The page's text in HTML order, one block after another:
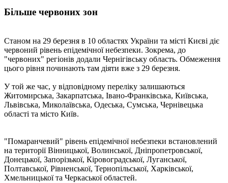
Більше червоних зон
Станом на 29 березня в 10 областях України та місті Києві діє
червоний рівень епідемічної небезпеки. Зокрема, до
"червоних" регіонів додали Чернігівську область. Обмеження
цього рівня починають там діяти вже з 29 березня.
У той же час, у відповідному переліку залишаються
Житомирська, Закарпатська, Івано-Франківська, Київська,
Львівська, Миколаївська, Одеська, Сумська, Чернівецька
області та місто Київ.
"Помаранчевий" рівень епідемічної небезпеки встановлений
на території Вінницької, Волинської, Дніпропетровської,
Донецької, Запорізької, Кіровоградської, Луганської,
Полтавської, Рівненської, Тернопільської, Харківської,
Хмельницької та Черкаської областей.